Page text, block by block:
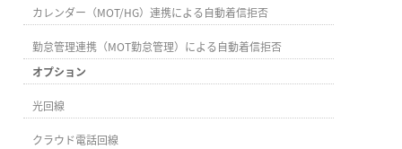
カレンダー（MOT/HG）連携による自動着信拒否
勤怠管理連携（MOT勤怠管理）による自動着信拒否
オプション
光回線
クラウド電話回線